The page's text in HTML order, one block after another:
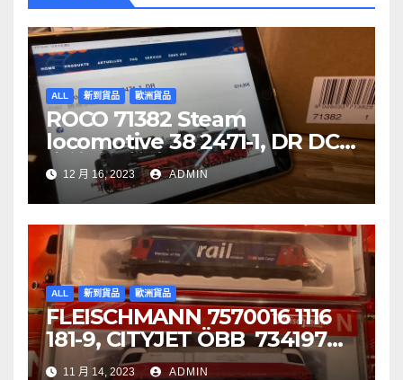
ALL 新到貨品 歐洲貨品
ROCO 71382 Steam
locomotive 38 2471-1, DR DCC
音效噴煙機車
12 月 16, 2023 ADMIN
ALL 新到貨品 歐洲貨品
FLEISCHMANN 7570016 1116
181-9, CITYJET ÖBB 734197
Re 620 088-5, SBB Cargo
11 月 14, 2023 ADMIN